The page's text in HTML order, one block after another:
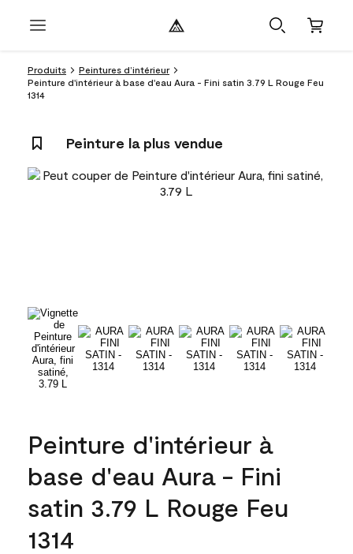
Produits
Peintures d’intérieur
Peinture d'intérieur à base d'eau Aura - Fini satin 3.79 L Rouge Feu
1314
Peinture la plus vendue
Peinture d'intérieur à
base d'eau Aura - Fini
satin 3.79 L Rouge Feu
1314